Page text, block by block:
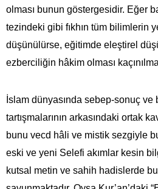
olması bunun göstergesidir. Eğer
tezindeki gibi fıkhın tüm bilimlerin
düşünülürse, eğitimde eleştirel
ezberciliğin hâkim olması
İslam dünyasında sebep-sonuç
tartışmalarının arkasındaki ortak
bunu vecd hâli ve mistik sezgiyle
eski ve yeni Selefi akımlar kesin
kutsal metin ve sahih hadislerde